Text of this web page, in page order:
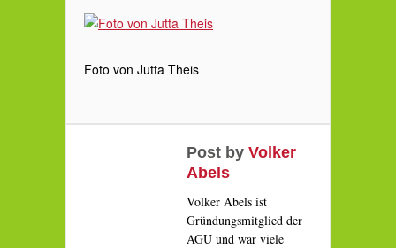
Foto von Jutta Theis
Post by Volker
Abels
Volker Abels ist
Gründungsmitglied der
AGU und war viele